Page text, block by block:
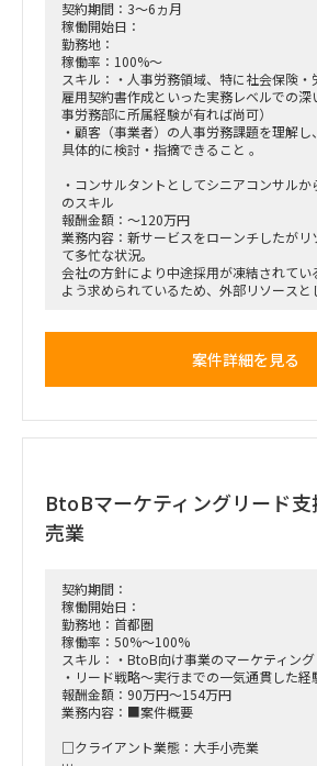
契約期間：3～6ヵ月
稼働開始日：
勤務地：
稼働率：100%～
スキル：・人事労務領域、特に社会保険
雇用契約書作成といった実務レベルでの深
事労務部に所属経験が有れば尚可）
・顧客（事業者）の人事労務課題を理解
具体的に検討・指摘できること 。
・コンサルタントとしてシニアコンサルか
のスキル
報酬金額：～120万円
業務内容：新サービスをローンチしたが
て多忙な状況。
会社の方針により中途採用が凍結されて
よう求められているため、外部リソースと
ービス設計、マーケティング戦略まで含
■稼働率:100％
■面談回数:2回
■契約開始時期:ASAP～2025年9月30日
※継続可能性あり
案件詳細を見る
BtoBマーケティングリード
売業
契約期間：
稼働開始日：
勤務地：首都圏
稼働率：50%～100%
スキル：・BtoB向け事業のマーケティン
・リード戦略～実行までの一気通貫した経
報酬金額：90万円～154万円
業務内容：■案件概要
□クライアント業態：大手小売業